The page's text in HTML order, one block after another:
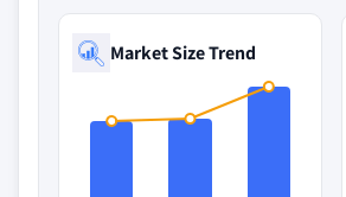
Market Size Trend